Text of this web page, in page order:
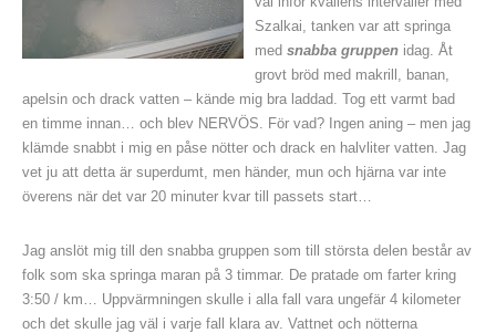
Szalkai, tanken var att springa
med snabba gruppenidag. Åt
grovt bröd med makrill, banan,
apelsin och drack vatten – kände mig bra laddad. Tog ett varmt bad
en timme innan… och blev NERVÖS. För vad? Ingen aning – men jag
klämde snabbt i mig en påse nötter och drack en halvliter vatten. Jag
vet ju att detta är superdumt, men händer, mun och hjärna var inte
överens när det var 20 minuter kvar till passets start…
Jag anslöt mig till den snabba gruppen som till största delen består av
folk som ska springa maran på 3 timmar. De pratade om farter kring
3:50 / km… Uppvärmningen skulle i alla fall vara ungefär 4 kilometer
och det skulle jag väl i varje fall klara av. Vattnet och nötterna